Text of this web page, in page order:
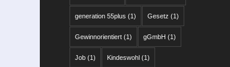
generation 55plus (1) Gesetz (1)
Gewinnorientiert (1) gGmbH (1)
Job (1) Kindeswohl (1)